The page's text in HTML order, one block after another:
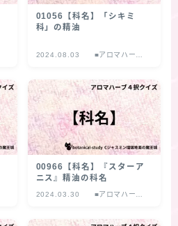
01056【科名】「シキミ
科」の精油
2024.08.03
■アロマハーブ
00966【科名】『スターア
ニス』精油の科名
2024.03.30
■アロマハーブ